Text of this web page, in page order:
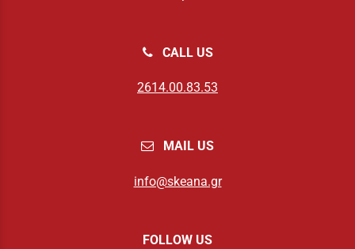
CALL US
2614.00.83.53
MAIL US
info@skeana.gr
FOLLOW US